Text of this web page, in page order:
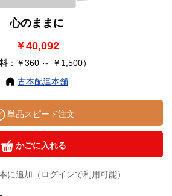
心のままに
￥40,092
料：￥360 ～ ￥1,500）
古本配達本舗
単品スピード注文
かごに入れる
に追加（ログインで利用可能）